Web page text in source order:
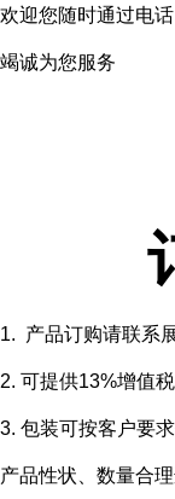
欢迎您随时通过电
竭诚为您服务
1. 产品订购请联系
2. 可提供13%增值
3. 包装可按客户要
产品性状、数量合理